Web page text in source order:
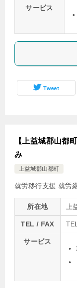
サービス
Tweet
【上益城郡山都
み
上益城郡山都町
就労移行支援 就労
所在地
TEL / FAX
サービス